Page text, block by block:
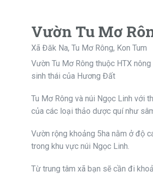
Vườn Tu Mơ
Xã Đăk Na, Tu Mơ Rông, Kon Tum
Vườn Tu Mơ Rông thuộc HTX
sinh thái của Hương Đất
Tu Mơ Rông và núi Ngọc Linh với
của các loại thảo dược quí như
Vườn rộng khoảng 5ha nằm ở độ
trong khu vực núi Ngọc Linh.
Từ trung tâm xã bạn sẽ cần đi